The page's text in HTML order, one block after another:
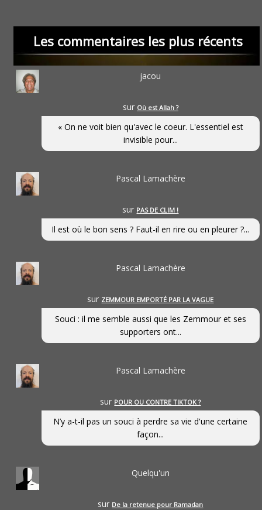
Les commentaires les plus récents
jacou
sur Où est Allah ?
« On ne voit bien qu'avec le coeur. L'essentiel est
invisible pour...
Pascal Lamachère
sur PAS DE CLIM !
Il est où le bon sens ? Faut-il en rire ou en pleurer ?...
Pascal Lamachère
sur ZEMMOUR EMPORTÉ PAR LA VAGUE
Souci : il me semble aussi que les Zemmour et ses
supporters ont...
Pascal Lamachère
sur POUR OU CONTRE TIKTOK ?
N’y a-t-il pas un souci à perdre sa vie d'une certaine
façon...
Quelqu'un
sur De la retenue pour Ramadan